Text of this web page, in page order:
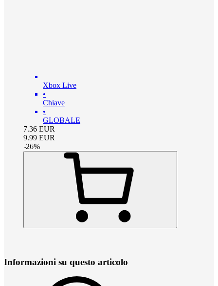
Xbox Live
•
Chiave
•
GLOBALE
7.36 EUR
9.99 EUR
-26%
Informazioni su questo articolo